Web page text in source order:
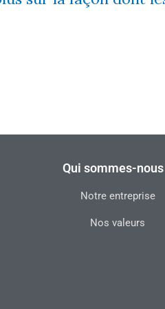
Qui sommes-nous
Notre entreprise
Nos valeurs